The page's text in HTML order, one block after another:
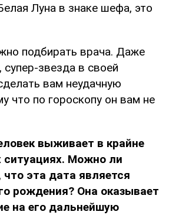
Луна в знаке шефа, это
подбирать врача. Даже
звезда в своей
вам неудачную
что по гороскопу он вам не
выживает в крайне
ситуациях. Можно ли
что эта дата является
рождения? Она оказывает
на его дальнейшую